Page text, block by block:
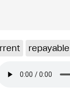
repayable